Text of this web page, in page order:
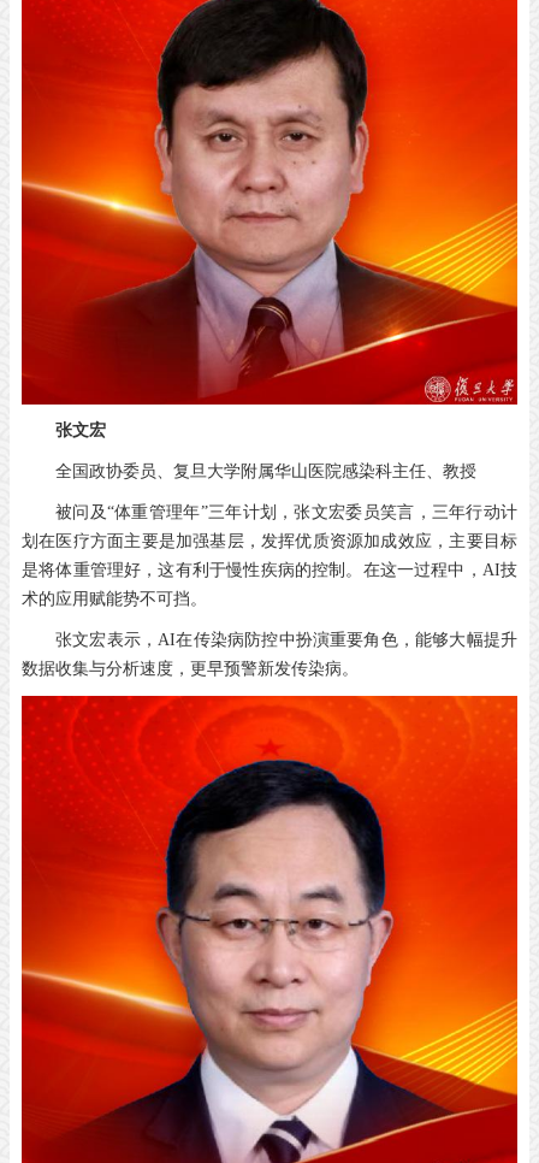
张文宏
全国政协委员、复旦大学附属华山医院感染科主任、教授
被问及“体重管理年”三年计划，张文宏委员笑言，三年行动计
划在医疗方面主要是加强基层，发挥优质资源加成效应，主要目标
是将体重管理好，这有利于慢性疾病的控制。在这一过程中， AI技
术的应用赋能势不可挡。
张文宏表示，AI在传染病防控中扮演重要角色，能够大幅提升
数据收集与分析速度，更早预警新发传染病。